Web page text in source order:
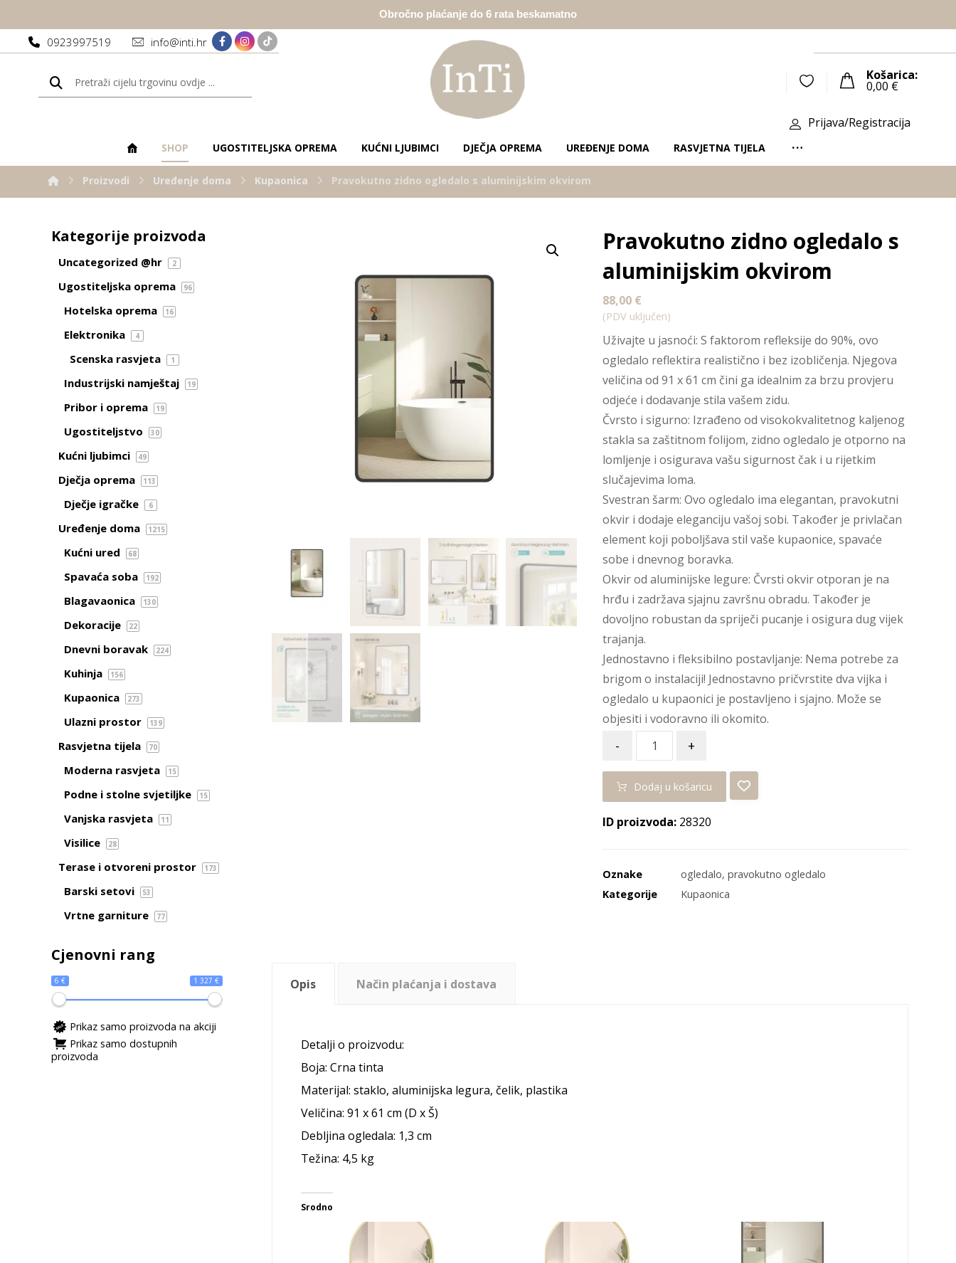
Obročno plaćanje do 6 rata beskamatno
0923997519 info@inti.hr
Košarica:
0,00 €
Prijava/Registracija
SHOP UGOSTITELJSKA OPREMA KUĆNI LJUBIMCI DJEČJA OPREMA UREĐENJE DOMA RASVJETNA TIJELA
Proizvodi Uređenje doma Kupaonica Pravokutno zidno ogledalo s aluminijskim okvirom
Pravokutno zidno ogledalo s
aluminijskim okvirom
88,00 €
(PDV uključen)
Uživajte u jasnoći: S faktorom refleksije do 90%, ovo
ogledalo reflektira realistično i bez izobličenja. Njegova
veličina od 91 x 61 cm čini ga idealnim za brzu provjeru
odjeće i dodavanje stila vašem zidu.
Čvrsto i sigurno: Izrađeno od visokokvalitetnog kaljenog
stakla sa zaštitnom folijom, zidno ogledalo je otporno na
lomljenje i osigurava vašu sigurnost čak i u rijetkim
slučajevima loma.
Svestran šarm: Ovo ogledalo ima elegantan, pravokutni
okvir i dodaje eleganciju vašoj sobi. Također je privlačan
element koji poboljšava stil vaše kupaonice, spavaće
sobe i dnevnog boravka.
Okvir od aluminijske legure: Čvrsti okvir otporan je na
hrđu i zadržava sjajnu završnu obradu. Također je
dovoljno robustan da spriječi pucanje i osigura dug vijek
trajanja.
Jednostavno i fleksibilno postavljanje: Nema potrebe za
brigom o instalaciji! Jednostavno pričvrstite dva vijka i
ogledalo u kupaonici je postavljeno i sjajno. Može se
objesiti i vodoravno ili okomito.
- +
Dodaj u košaricu
ID proizvoda: 28320
Oznake ogledalo,pravokutno ogledalo
Kategorije
Kupaonica
Opis Način plaćanja i dostava
Detalji o proizvodu:
Boja: Crna tinta
Materijal: staklo, aluminijska legura, čelik, plastika
Veličina: 91 x 61 cm (D x Š)
Debljina ogledala: 1,3 cm
Težina: 4,5 kg
Srodno
Kategorije proizvoda
Uncategorized @hr 2
Ugostiteljska oprema 96
Hotelska oprema 16
Elektronika 4
Scenska rasvjeta 1
Industrijski namještaj 19
Pribor i oprema 19
Ugostiteljstvo 30
Kućni ljubimci 49
Dječja oprema 113
Dječje igračke 6
Uređenje doma 1215
Kućni ured 68
Spavaća soba 192
Blagavaonica 130
Dekoracije 22
Dnevni boravak 224
Kuhinja 156
Kupaonica 273
Ulazni prostor 139
Rasvjetna tijela 70
Moderna rasvjeta 15
Podne i stolne svjetiljke 15
Vanjska rasvjeta 11
Visilice 28
Terase i otvoreni prostor 173
Barski setovi 53
Vrtne garniture 77
Cjenovni rang
6 € 1 327 €
Prikaz samo proizvoda na akciji
Prikaz samo dostupnih
proizvoda